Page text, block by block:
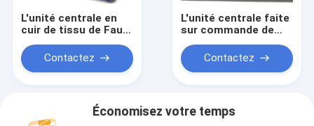
L'unité centrale en
cuir de tissu de Faux
a enduit le cuir de
tissu de Microfiber
pour des sacs à main
Contactez
L'unité centrale faite
sur commande de
revêtement en cuir
synthétique de tissu
colorent les
d'unité centrale de
de Microfiber
Contactez
Économisez votre temps